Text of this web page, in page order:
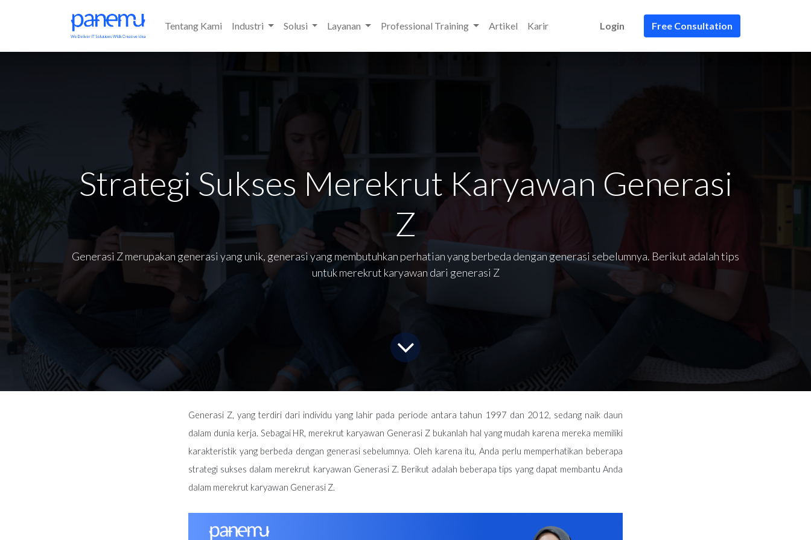
Tentang Kami Industri Solusi Layanan Professional Training Artikel Karir Login Free Consultation
Strategi Sukses Merekrut Karyawan Generasi
Z
Generasi Z merupakan generasi yang unik, generasi yang membutuhkan perhatian yang berbeda dengan generasi sebelumnya. Berikut adalah tips
untuk merekrut karyawan dari generasi Z
Generasi Z, yang terdiri dari individu yang lahir pada periode antara tahun 1997 dan 2012, sedang naik daun
dalam dunia kerja. Sebagai HR, merekrut karyawan Generasi Z bukanlah hal yang mudah karena mereka memiliki
karakteristik yang berbeda dengan generasi sebelumnya. Oleh karena itu, Anda perlu memperhatikan beberapa
strategi sukses dalam merekrut karyawan Generasi Z. Berikut adalah beberapa tips yang dapat membantu Anda
dalam merekrut karyawan Generasi Z.